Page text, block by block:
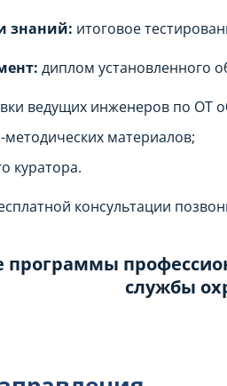
знаний: итоговое
диплом установленного
ведущих инженеров по ОТ
материалов;
куратора.
консультации
программы
службы